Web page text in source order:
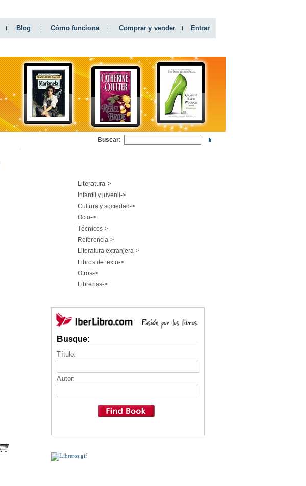
Blog Cómo funciona Comprar y vender Entrar
Buscar:
Literatura->
Infantil y juvenil->
Cultura y sociedad->
Ocio->
Técnicos->
Referencia->
Literatura extranjera->
Libros de texto->
Otros->
Librerias->
Busque:
Título:
Autor: